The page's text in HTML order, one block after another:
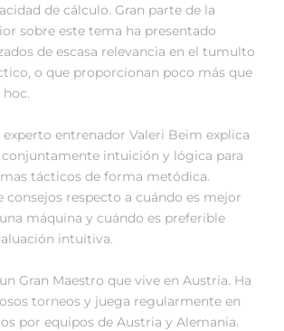
de cálculo. Gran parte de la
sobre este tema ha presentado
de escasa relevancia en el tumulto
o que proporcionan poco más que
experto entrenador Valeri Beim explica
intuición y lógica para
tácticos de forma metódica.
consejos respecto a cuándo es mejor
máquina y cuándo es preferible
intuitiva.
Gran Maestro que vive en Austria. Ha
torneos y juega regularmente en
por equipos de Austria y Alemania.